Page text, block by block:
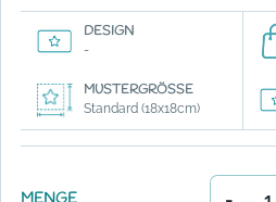
DESIGN
-
MUSTERGRÖSSE
Standard (18x18cm)